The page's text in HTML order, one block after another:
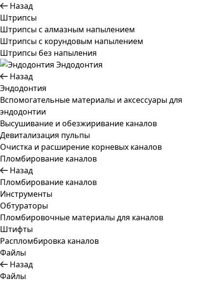
Назад
Штрипсы
Штрипсы c алмазным напылением
Штрипсы c корундовым напылением
Штрипсы без напыления
Эндодонтия
Назад
Эндодонтия
Вспомогательные материалы и аксессуары для
эндодонтии
Высушивание и обезжиривание каналов
Девитализация пульпы
Очистка и расширение корневых каналов
Пломбирование каналов
Назад
Пломбирование каналов
Инструменты
Обтураторы
Пломбировочные материалы для каналов
Штифты
Распломбировка каналов
Файлы
Назад
Файлы